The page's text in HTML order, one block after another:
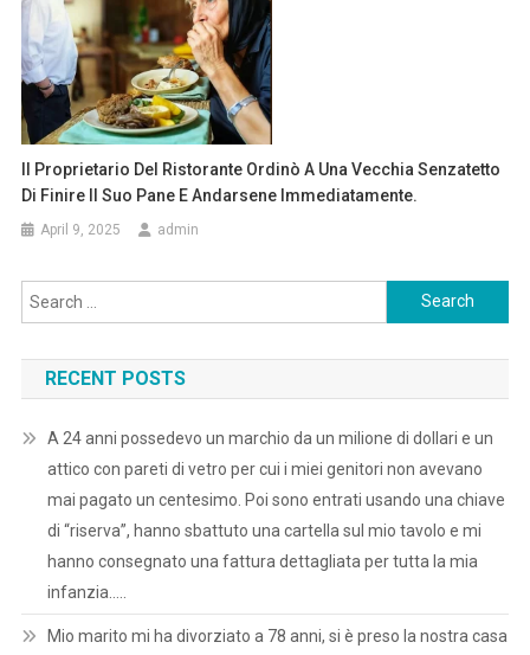
Il Proprietario Del Ristorante Ordinò A Una Vecchia Senzatetto
Di Finire Il Suo Pane E Andarsene Immediatamente.
April 9, 2025 admin
Search
for:
RECENT POSTS
A 24 anni possedevo un marchio da un milione di dollari e un
attico con pareti di vetro per cui i miei genitori non avevano
mai pagato un centesimo. Poi sono entrati usando una chiave
di “riserva”, hanno sbattuto una cartella sul mio tavolo e mi
hanno consegnato una fattura dettagliata per tutta la mia
infanzia…..
Mio marito mi ha divorziato a 78 anni, si è preso la nostra casa